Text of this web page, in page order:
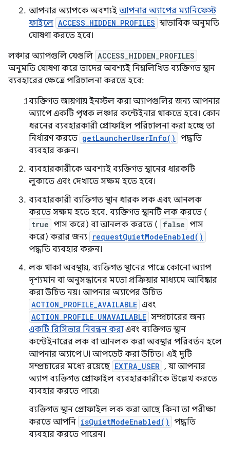
আপনার অ্যাপকে অবশ্যই আপনার অ্যাপের ম্যানিফেস্ট
ফাইলে ACCESS_HIDDEN_PROFILES স্বাভাবিক অনুমতি
ঘোষণা করতে হবে।
লঞ্চার অ্যাপগুলি যেগুলি ACCESS_HIDDEN_PROFILES
অনুমতি ঘোষণা করে তাদের অবশ্যই নিম্নলিখিত ব্যক্তিগত স্থান
ব্যবহারের ক্ষেত্রে পরিচালনা করতে হবে:
ব্যক্তিগত জায়গায় ইনস্টল করা অ্যাপগুলির জন্য আপনার
অ্যাপে একটি পৃথক লঞ্চার কন্টেইনার থাকতে হবে। কোন
ধরনের ব্যবহারকারী প্রোফাইল পরিচালনা করা হচ্ছে তা
নির্ধারণ করতে getLauncherUserInfo() পদ্ধতি
ব্যবহার করুন।
ব্যবহারকারীকে অবশ্যই ব্যক্তিগত স্থানের ধারকটি
লুকাতে এবং দেখাতে সক্ষম হতে হবে।
ব্যবহারকারী ব্যক্তিগত স্থান ধারক লক এবং আনলক
করতে সক্ষম হতে হবে. ব্যক্তিগত স্থানটি লক করতে (
true পাস করে) বা আনলক করতে ( false পাস
করে) করার জন্য requestQuietModeEnabled()
পদ্ধতি ব্যবহার করুন।
লক থাকা অবস্থায়, ব্যক্তিগত স্থানের পাত্রে কোনো অ্যাপ
দৃশ্যমান বা অনুসন্ধানের মতো প্রক্রিয়ার মাধ্যমে আবিষ্কার
করা উচিত নয়। আপনার অ্যাপের উচিত
ACTION_PROFILE_AVAILABLE এবং
ACTION_PROFILE_UNAVAILABLE সম্প্রচারের জন্য
একটি রিসিভার নিবন্ধন করাএবং ব্যক্তিগত স্থান
কন্টেইনারের লক বা আনলক করা অবস্থার পরিবর্তন হলে
আপনার অ্যাপে UI আপডেট করা উচিত। এই দুটি
সম্প্রচারের মধ্যে রয়েছে EXTRA_USER , যা আপনার
অ্যাপ ব্যক্তিগত প্রোফাইল ব্যবহারকারীকে উল্লেখ করতে
ব্যবহার করতে পারে৷
ব্যক্তিগত স্থান প্রোফাইল লক করা আছে কিনা তা পরীক্ষা
করতে আপনি isQuietModeEnabled() পদ্ধতি
ব্যবহার করতে পারেন।